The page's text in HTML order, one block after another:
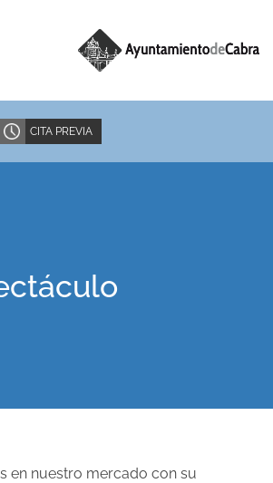
CITA PREVIA
en nuestro mercado con su